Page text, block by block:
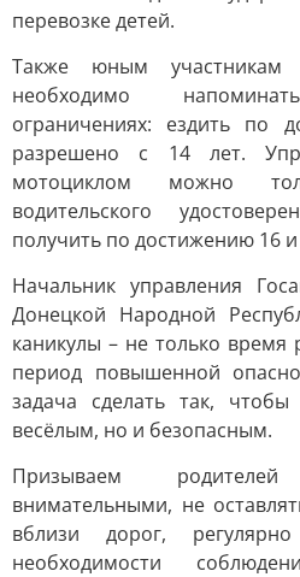
перевозке детей.
Также юным участникам
необходимо
ограничениях: ездить по
разрешено с 14 лет.
мотоциклом можно
водительского
получить по достижению 16 и
Начальник управления
Донецкой Народной
каникулы – не только время
период повышенной
задача сделать так,
весёлым, но и безопасным.
Призываем
внимательными, не
вблизи дорог,
необходимости